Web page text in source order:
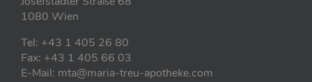
1080 Wien
Tel: +43 1 405 26 80
Fax: +43 1 405 66 03
E-Mail: mta@maria-treu-apotheke.com